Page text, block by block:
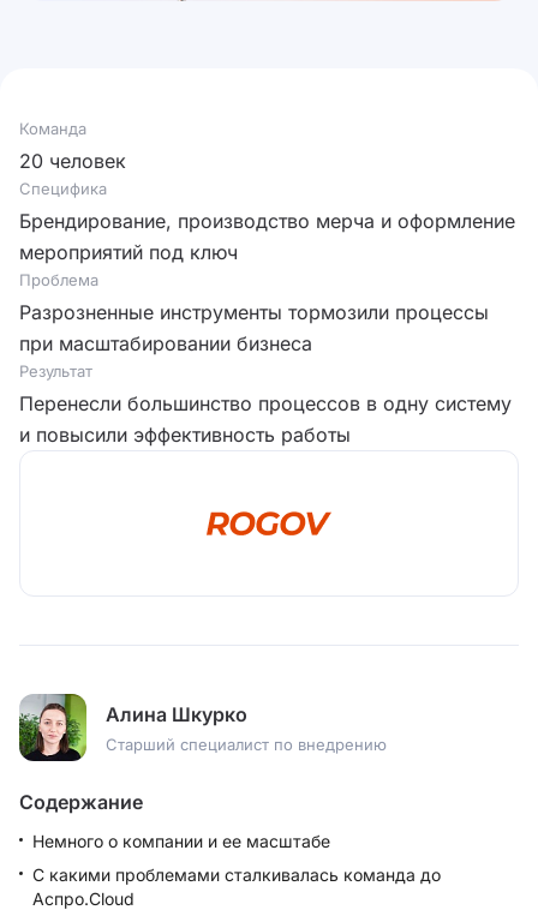
Команда
20 человек
Специфика
Брендирование, производство мерча и оформление
мероприятий под ключ
Проблема
Разрозненные инструменты тормозили процессы
при масштабировании бизнеса
Результат
Перенесли большинство процессов в одну систему
и повысили эффективность работы
Алина Шкурко
Старший специалист по внедрению
Содержание
Немного о компании и ее масштабе
С какими проблемами сталкивалась команда до
Аспро.Cloud